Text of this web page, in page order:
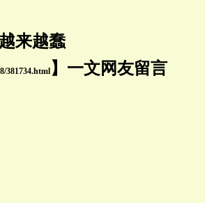
来越蠢
381734.html】一文网友留言